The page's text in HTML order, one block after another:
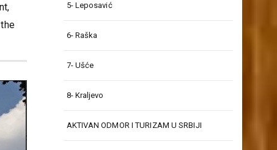
5- Leposavić
6- Raška
7- Ušće
8- Kraljevo
AKTIVAN ODMOR I TURIZAM U SRBIJI